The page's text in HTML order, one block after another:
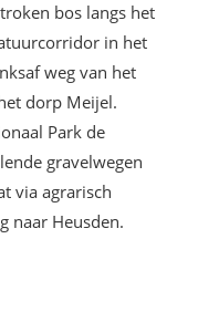
bos langs het
in het
weg van het
dorp Meijel.
Park de
gravelwegen
via agrarisch
naar Heusden.